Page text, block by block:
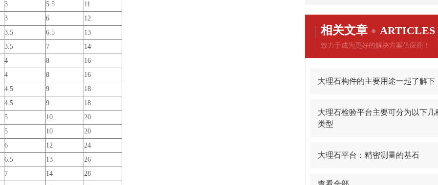
3
5.5
11
3
6
12
3.5
6.5
13
3.5
7
14
4
8
16
4
8
16
4.5
9
18
4.5
9
18
5
10
20
5
10
20
6
12
24
6.5
13
26
7
14
28
相关文章 ARTICLES
致力于成为更好的解决方案供应商！
大理石构件的主要用途一起了解下
大理石检验平台主要可分为以下几
类型
大理石平台：精密测量的基石